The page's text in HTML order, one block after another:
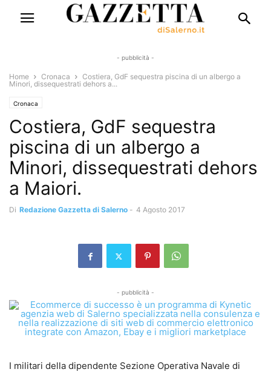
- pubblicità -
Home Cronaca
Costiera, GdF sequestra piscina di un albergo a
Minori, dissequestrati dehors a...
Cronaca
Costiera, GdF sequestra
piscina di un albergo a
Minori, dissequestrati dehors
a Maiori.
Di Redazione Gazzetta di Salerno - 4 Agosto 2017
- pubblicità -
I militari della dipendente Sezione Operativa Navale di